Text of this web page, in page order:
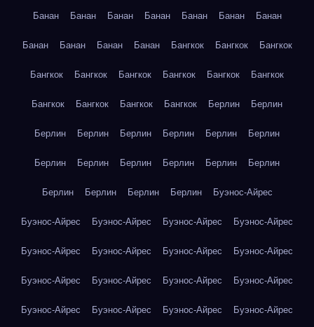
Банан Банан Банан Банан Банан Банан Банан
Банан Банан Банан Банан Бангкок Бангкок Бангкок
Бангкок Бангкок Бангкок Бангкок Бангкок Бангкок
Бангкок Бангкок Бангкок Бангкок Берлин Берлин
Берлин Берлин Берлин Берлин Берлин Берлин
Берлин Берлин Берлин Берлин Берлин Берлин
Берлин Берлин Берлин Берлин Буэнос-Айрес
Буэнос-Айрес Буэнос-Айрес Буэнос-Айрес Буэнос-Айрес
Буэнос-Айрес Буэнос-Айрес Буэнос-Айрес Буэнос-Айрес
Буэнос-Айрес Буэнос-Айрес Буэнос-Айрес Буэнос-Айрес
Буэнос-Айрес Буэнос-Айрес Буэнос-Айрес Буэнос-Айрес